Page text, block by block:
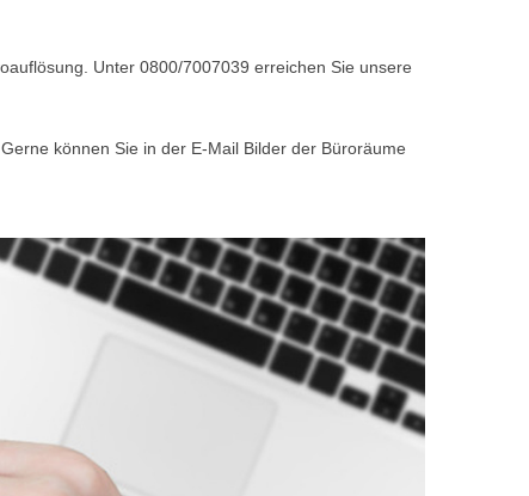
Unter 0800/7007039 erreichen Sie unsere
können Sie in der E-Mail Bilder der Büroräume